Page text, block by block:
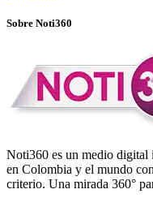
Sobre Noti360
Noti360 es un medio digital
en Colombia y el mundo
criterio. Una mirada 360°